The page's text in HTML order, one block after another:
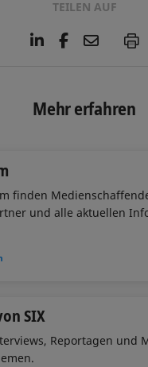
TEILEN AUF
L
e
d
F
o
E
l
P
Mehr erfahren
finden
und alle aktuellen
SIX
Reportagen und